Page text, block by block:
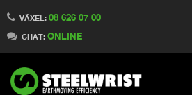
VÄXEL: 08 626 07 00
CHAT: ONLINE